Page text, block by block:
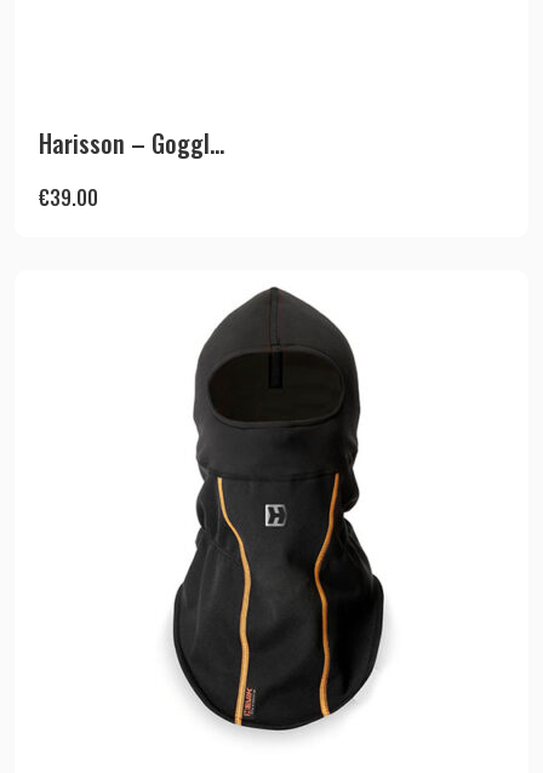
Harisson – Goggl...
€39.00